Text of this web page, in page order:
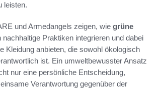
leisten.
und Armedangels zeigen, wie grüne
nachhaltige Praktiken integrieren und dabei
Kleidung anbieten, die sowohl ökologisch
ist. Ein umweltbewusster Ansatz
nur eine persönliche Entscheidung,
Verantwortung gegenüber der